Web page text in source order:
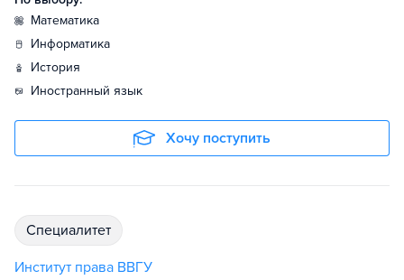
математика
информатика
история
иностранный язык
Хочу поступить
специалитет
Институт права ВВГУ